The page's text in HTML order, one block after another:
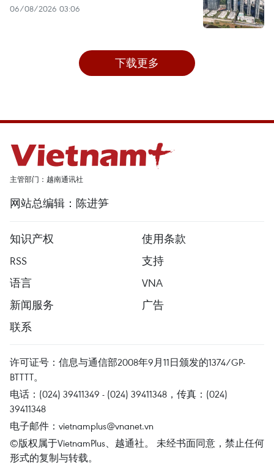
06/08/2026 03:06
下载更多
主管部门：越南通讯社
网站总编辑：陈进笋
知识产权
使用条款
RSS
支持
语言
VNA
新闻服务
广告
联系
许可证号：信息与通信部2008年9月11日颁发的1374/GP-
BTTTT。
电话：(024) 39411349 - (024) 39411348，传真：(024)
39411348
电子邮件： vietnamplus@vnanet.vn
©版权属于VietnamPlus、越通社。 未经书面同意，禁止任何
形式的复制与转载。